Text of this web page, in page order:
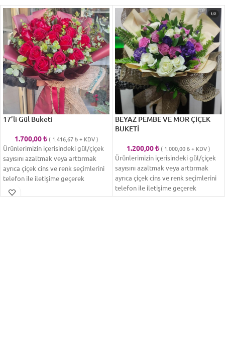
17’li Gül Buketi
1.700,00₺ ( 1.416,67₺+ KDV )
Ürünlerimizin içerisindeki gül/çiçek
sayısını azaltmak veya arttırmak
ayrıca çiçek cins ve renk seçimlerini
telefon ile iletişime geçerek
yapabilirsiniz. Kullandığımız ürünler
1. kalite ürünler olup, çiçeklerin
BEYAZ PEMBE VE MOR ÇİÇEK
BUKETİ
1.200,00₺ ( 1.000,00₺+ KDV )
Ürünlerimizin içerisindeki gül/çiçek
sayısını azaltmak veya arttırmak
ayrıca çiçek cins ve renk seçimlerini
telefon ile iletişime geçerek
yapabilirsiniz. Kullandığımız ürünler